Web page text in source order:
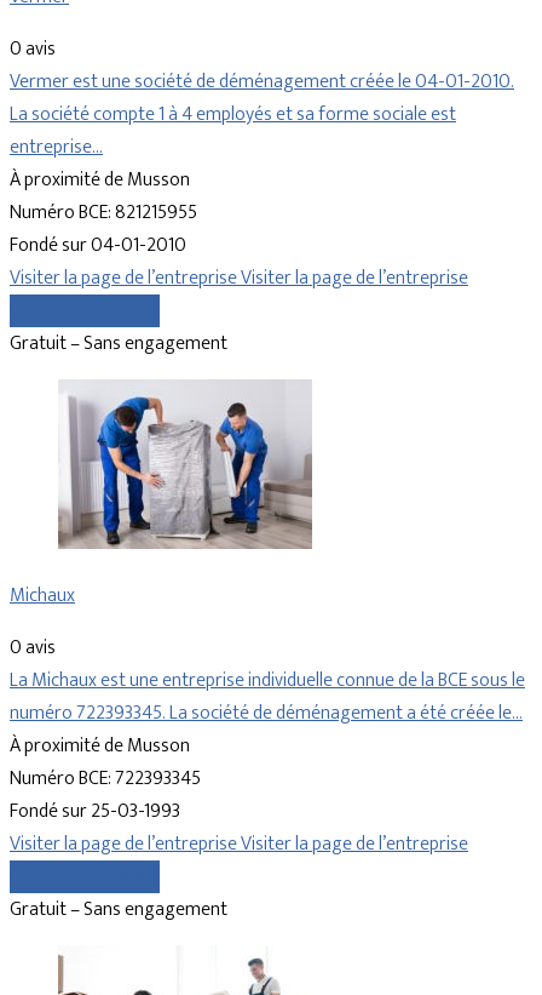
0 avis
Vermer est une société de déménagement créée le 04-01-2010.
La société compte 1 à 4 employés et sa forme sociale est
entreprise…
À proximité de Musson
Numéro BCE: 821215955
Fondé sur 04-01-2010
Visiter la page de l’entrepriseVisiter la page de l’entreprise
Gratuit – Sans engagement
Michaux
0 avis
La Michaux est une entreprise individuelle connue de la BCE sous le
numéro 722393345. La société de déménagement a été créée le…
À proximité de Musson
Numéro BCE: 722393345
Fondé sur 25-03-1993
Visiter la page de l’entrepriseVisiter la page de l’entreprise
Gratuit – Sans engagement